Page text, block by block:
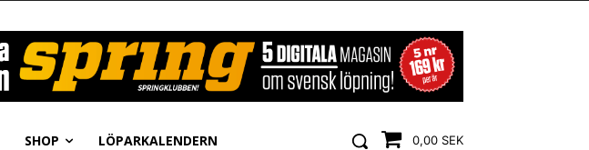
0,00 SEK
SHOP LÖPARKALENDERN